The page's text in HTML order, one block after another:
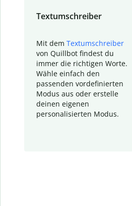
Textumschreiber
Mit dem Textumschreiber
von Quillbot findest du
immer die richtigen Worte.
Wähle einfach den
passenden vordefinierten
Modus aus oder erstelle
deinen eigenen
personalisierten Modus.